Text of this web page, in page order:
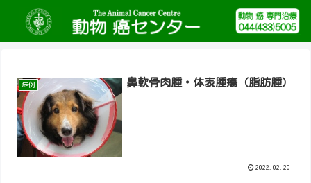
症例 鼻軟骨肉腫・体表腫瘍（脂肪腫）
2022.02.20